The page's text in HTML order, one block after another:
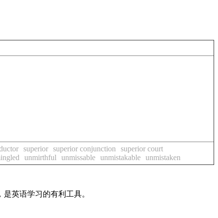
superior superior conjunction
superior court
unmirthful unmissable unmistakable unmistaken
英语学习的有利工具。